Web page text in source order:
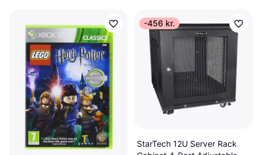
-456 kr.
StarTech 12U Server Rack